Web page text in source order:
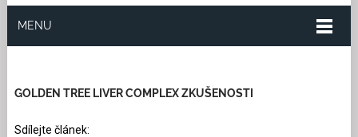
MENU
GOLDEN TREE LIVER COMPLEX ZKUŠENOSTI
Sdílejte článek: